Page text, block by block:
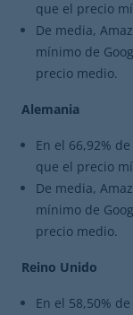
que el precio
De media,
mínimo de
precio medio.
Alemania
En el 66,92%
que el precio
De media,
mínimo de
precio medio.
Reino Unido
En el 58,50%